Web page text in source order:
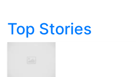
Top Stories